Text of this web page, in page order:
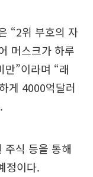
“2위 부호의 자
머스크가 하루
”이라며 “래
게 4000억달러
주식 등을 통해
정이다.